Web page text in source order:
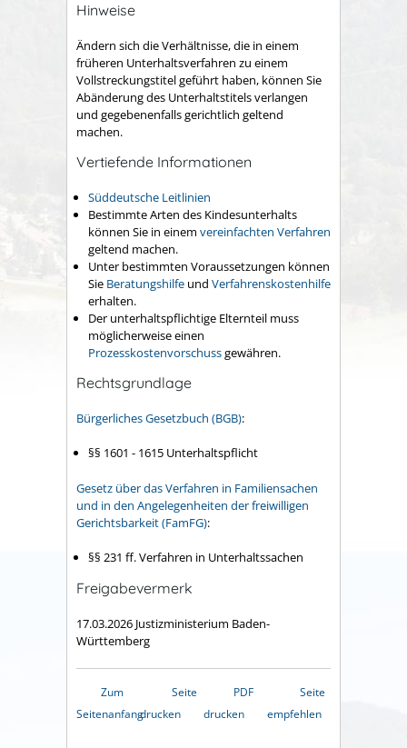
Hinweise
Ändern sich die Verhältnisse, die in einem
früheren Unterhaltsverfahren zu einem
Vollstreckungstitel geführt haben, können Sie
Abänderung des Unterhaltstitels verlangen
und gegebenenfalls gerichtlich geltend
machen.
Vertiefende Informationen
Süddeutsche Leitlinien
Bestimmte Arten des Kindesunterhalts
können Sie in einem vereinfachten Verfahren
geltend machen.
Unter bestimmten Voraussetzungen können
Sie Beratungshilfe und Verfahrenskostenhilfe
erhalten.
Der unterhaltspflichtige Elternteil muss
möglicherweise einen
Prozesskostenvorschussgewähren.
Rechtsgrundlage
Bürgerliches Gesetzbuch (BGB):
§§ 1601 - 1615 Unterhaltspflicht
Gesetz über das Verfahren in Familiensachen
und in den Angelegenheiten der freiwilligen
Gerichtsbarkeit (FamFG):
§§ 231 ff. Verfahren in Unterhaltssachen
Freigabevermerk
17.03.2026 Justizministerium Baden-
Württemberg
Zum
Seitenanfang
Seite
drucken
PDF
drucken
Seite
empfehlen